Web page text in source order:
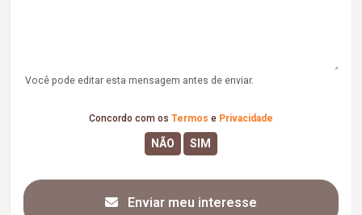
Você pode editar esta mensagem antes de enviar.
Concordo com os Termos e Privacidade
Enviar meu interesse